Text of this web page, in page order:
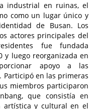
industrial en ruinas, el
como un lugar único y
de Busan. Los
actores principales del
fue fundada
y luego reorganizada en
apoyo a las
Participó en las primeras
miembros participaron
que consistía en
artística y cultural en el